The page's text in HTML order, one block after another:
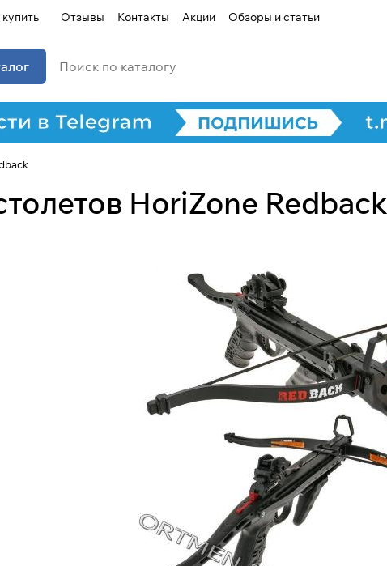
Отзывы Контакты Акции Обзоры и статьи
HoriZone Redback